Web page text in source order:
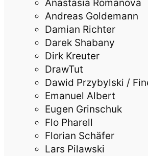
Anastasia Romanova
Andreas Goldemann
Damian Richter
Darek Shabany
Dirk Kreuter
DrawTut
Dawid Przybylski /
Emanuel Albert
Eugen Grinschuk
Flo Pharell
Florian Schäfer
Lars Pilawski